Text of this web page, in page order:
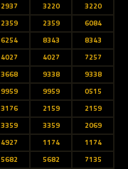
2937 3220
3220
2359 2359
6084
6254 8343
8343
4027 4027
7257
3668 9338
9338
9959 9959
0515
3176 2159
2159
3359 3359
2069
4927 1174
1174
5682 5682
7135